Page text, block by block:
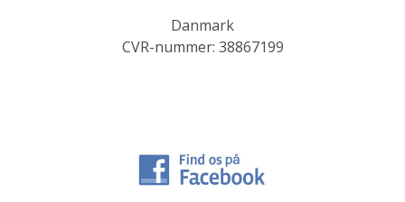
Danmark
CVR-nummer: 38867199